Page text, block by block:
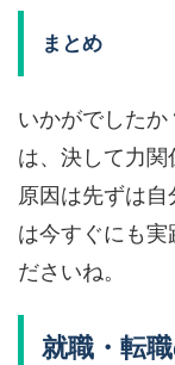
まとめ
いかがでした
は、決して力関
原因は先ずは
は今すぐにも実
ださいね。
就職・転